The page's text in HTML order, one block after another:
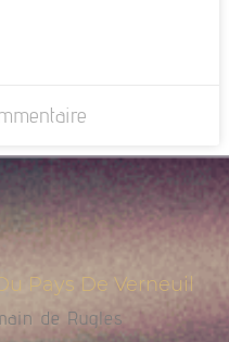
Pays De Verneuil
de Rugles